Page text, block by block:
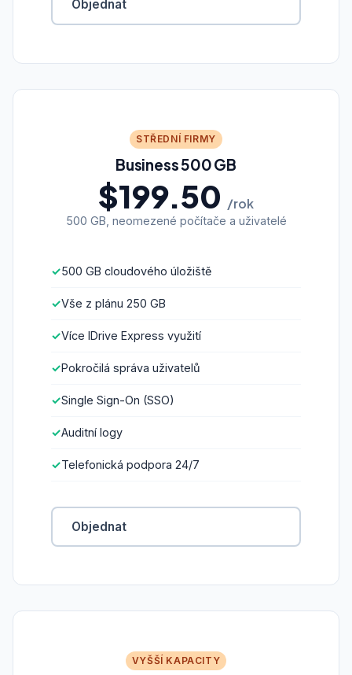
Objednat
STŘEDNÍ FIRMY
Business 500 GB
$199.50 /rok
500 GB, neomezené počítače a uživatelé
500 GB cloudového úložiště
Vše z plánu 250 GB
Více IDrive Express využití
Pokročilá správa uživatelů
Single Sign-On (SSO)
Auditní logy
Telefonická podpora 24/7
Objednat
VYŠŠÍ KAPACITY